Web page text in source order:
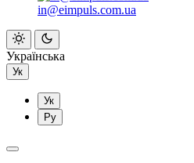
in@eimpuls.com.ua
Українська
Ук
Ук
Ру